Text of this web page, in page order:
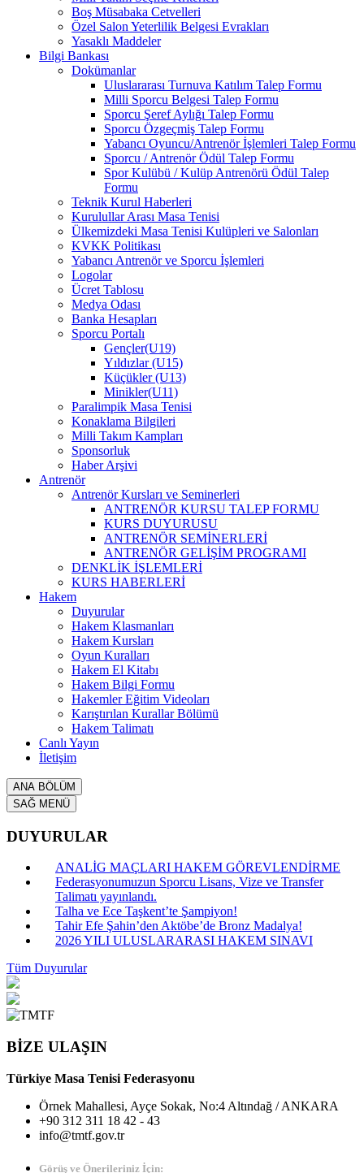
Boş Müsabaka Cetvelleri
Özel Salon Yeterlilik Belgesi Evrakları
Yasaklı Maddeler
Bilgi Bankası
Dokümanlar
Uluslararası Turnuva Katılım Talep Formu
Milli Sporcu Belgesi Talep Formu
Sporcu Şeref Aylığı Talep Formu
Sporcu Özgeçmiş Talep Formu
Yabancı Oyuncu/Antrenör İşlemleri Talep Formu
Sporcu / Antrenör Ödül Talep Formu
Spor Kulübü / Kulüp Antrenörü Ödül Talep
Formu
Teknik Kurul Haberleri
Kurulullar Arası Masa Tenisi
Ülkemizdeki Masa Tenisi Kulüpleri ve Salonları
KVKK Politikası
Yabancı Antrenör ve Sporcu İşlemleri
Logolar
Ücret Tablosu
Medya Odası
Banka Hesapları
Sporcu Portalı
Gençler(U19)
Yıldızlar (U15)
Küçükler (U13)
Minikler(U11)
Paralimpik Masa Tenisi
Konaklama Bilgileri
Milli Takım Kampları
Sponsorluk
Haber Arşivi
Antrenör
Antrenör Kursları ve Seminerleri
ANTRENÖR KURSU TALEP FORMU
KURS DUYURUSU
ANTRENÖR SEMİNERLERİ
ANTRENÖR GELİŞİM PROGRAMI
DENKLİK İŞLEMLERİ
KURS HABERLERİ
Hakem
Duyurular
Hakem Klasmanları
Hakem Kursları
Oyun Kuralları
Hakem El Kitabı
Hakem Bilgi Formu
Hakemler Eğitim Videoları
Karıştırılan Kurallar Bölümü
Hakem Talimatı
Canlı Yayın
İletişim
ANA BÖLÜM
SAĞ MENÜ
DUYURULAR
ANALİG MAÇLARI HAKEM GÖREVLENDİRME
Federasyonumuzun Sporcu Lisans, Vize ve Transfer
Talimatı yayınlandı.
Talha ve Ece Taşkent’te Şampiyon!
Tahir Efe Şahin’den Aktöbe’de Bronz Madalya!
2026 YILI ULUSLARARASI HAKEM SINAVI
Tüm Duyurular
BİZE ULAŞIN
Türkiye Masa Tenisi Federasyonu
Örnek Mahallesi, Ayçe Sokak, No:4 Altındağ / ANKARA
+90 312 311 18 42 - 43
info@tmtf.gov.tr
Görüş ve Önerileriniz İçin: